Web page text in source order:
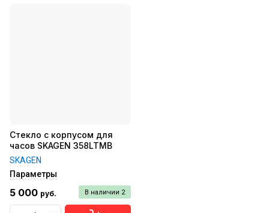
Стекло с корпусом для
часов SKAGEN 358LTMB
SKAGEN
Параметры
В наличии 2
5 000 руб.